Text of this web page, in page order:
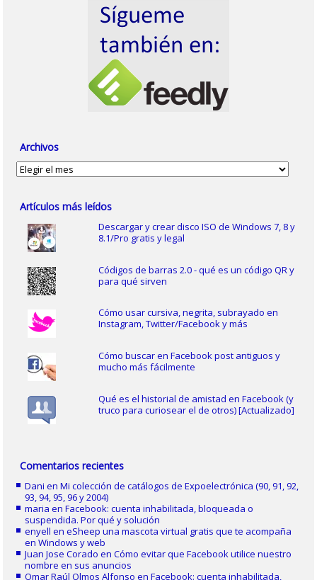
Archivos
Archivos
Artículos más leídos
Descargar y crear disco ISO de Windows 7, 8 y
8.1/Pro gratis y legal
Códigos de barras 2.0 - qué es un código QR y
para qué sirven
Cómo usar cursiva, negrita, subrayado en
Instagram, Twitter/Facebook y más
Cómo buscar en Facebook post antiguos y
mucho más fácilmente
Qué es el historial de amistad en Facebook (y
truco para curiosear el de otros) [Actualizado]
Comentarios recientes
Dani enMi colección de catálogos de Expoelectrónica (90, 91, 92,
93, 94, 95, 96 y 2004)
maria enFacebook: cuenta inhabilitada, bloqueada o
suspendida. Por qué y solución
enyell eneSheep una mascota virtual gratis que te acompaña
en Windows y web
Juan Jose Corado enCómo evitar que Facebook utilice nuestro
nombre en sus anuncios
Omar Raúl Olmos Alfonso enFacebook: cuenta inhabilitada,